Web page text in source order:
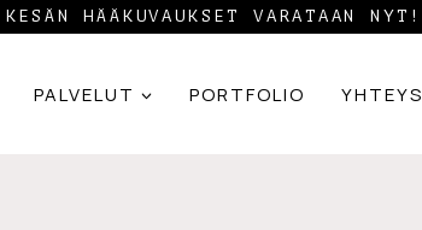
KESÄN HÄÄKUVAUKSET VARATAAN NYT!
PALVELUT PORTFOLIO YHTEYS